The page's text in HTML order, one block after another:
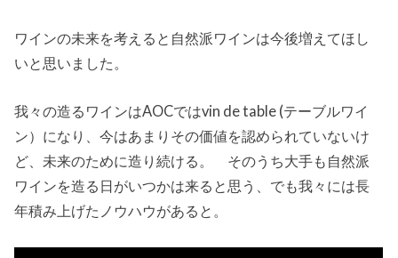
ワインの未来を考えると自然派ワインは今後増えてほし
いと思いました。
我々の造るワインはAOCではvin de table (テーブルワイ
ン）になり、今はあまりその価値を認められていないけ
ど、未来のために造り続ける。 そのうち大手も自然派
ワインを造る日がいつかは来ると思う、でも我々には長
年積み上げたノウハウがあると。